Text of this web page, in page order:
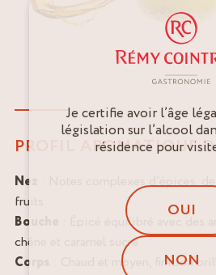
PROFIL AROMATIQUE
Nez
: Notes complexes d’épices,
fruits
Bouche
: Épicé équilibré avec des
chêne et caramel sucré
Corps : Chaud et moyen, finition
Je certifie avoir l’âge
législation sur l’alcool
résidence pour
OUI
NON